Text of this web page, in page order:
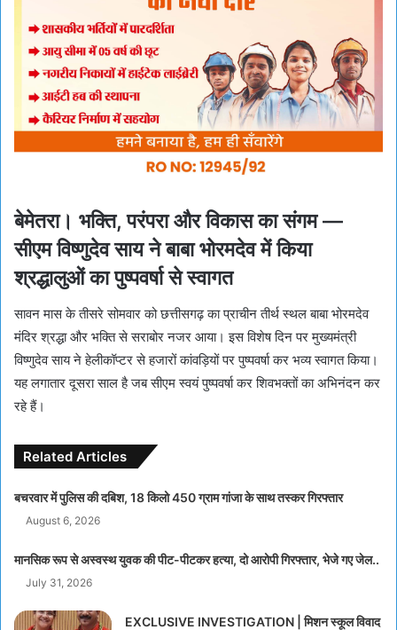
बेमेतरा। भक्ति, परंपरा और विकास का संगम —
सीएम विष्णुदेव साय ने बाबा भोरमदेव में किया
श्रद्धालुओं का पुष्पवर्षा से स्वागत
सावन मास के तीसरे सोमवार को छत्तीसगढ़ का प्राचीन तीर्थ स्थल बाबा भोरमदेव
मंदिर श्रद्धा और भक्ति से सराबोर नजर आया। इस विशेष दिन पर मुख्यमंत्री
विष्णुदेव साय ने हेलीकॉप्टर से हजारों कांवड़ियों पर पुष्पवर्षा कर भव्य स्वागत किया।
यह लगातार दूसरा साल है जब सीएम स्वयं पुष्पवर्षा कर शिवभक्तों का अभिनंदन कर
रहे हैं।
Related Articles
बचरवार में पुलिस की दबिश, 18 किलो 450 ग्राम गांजा के साथ तस्कर गिरफ्तार
August 6, 2026
मानसिक रूप से अस्वस्थ युवक की पीट-पीटकर हत्या, दो आरोपी गिरफ्तार, भेजे गए जेल..
July 31, 2026
EXCLUSIVE INVESTIGATION | मिशन स्कूल विवाद